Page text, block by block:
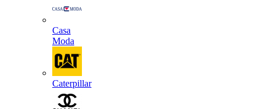
Casa
Moda
Caterpillar